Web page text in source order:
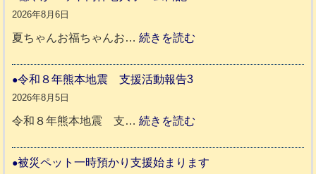
2026年8月6日
夏ちゃんお福ちゃんお…続きを読む
ト
令和８年熊本地震 支援活動報告3
2026年8月5日
令和８年熊本地震 支…続きを読む
和
被災ペット一時預かり支援始まります